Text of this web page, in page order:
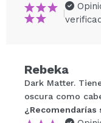
Tu vídeo
|
Rebeka
Dark Matter.
oscura como
¿Recomendarías